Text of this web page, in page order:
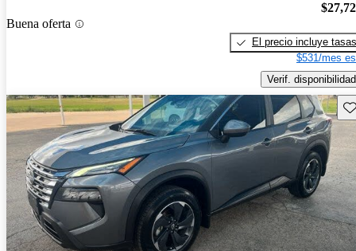
Buena oferta
El precio incluye tasas
$531/mes
Verif. disponibilidad